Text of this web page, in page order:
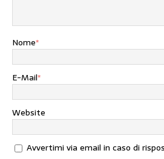
Nome*
E-Mail*
Website
Avvertimi via email in caso di